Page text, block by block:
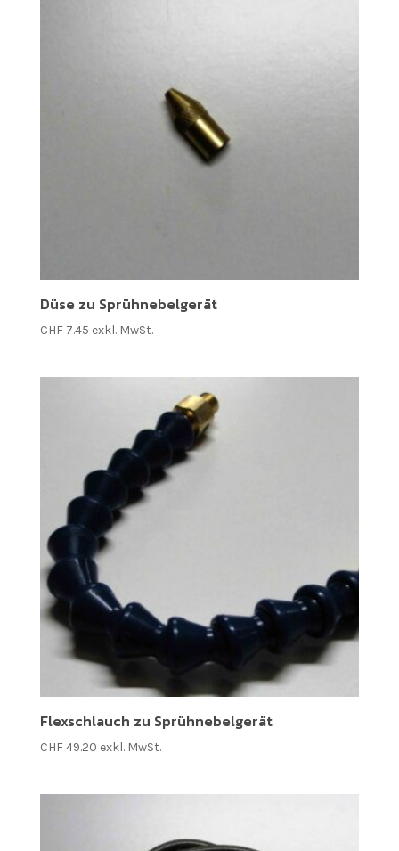
Düse zu Sprühnebelgerät
CHF7.45 exkl. MwSt.
Flexschlauch zu Sprühnebelgerät
CHF49.20 exkl. MwSt.